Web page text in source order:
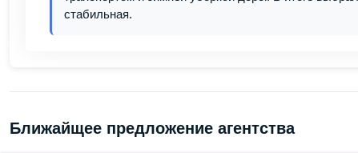
стабильная.
Ближайщее предложение агентства